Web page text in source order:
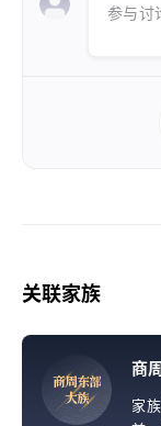
参与讨
关联家族
商周东部
大族
商
家